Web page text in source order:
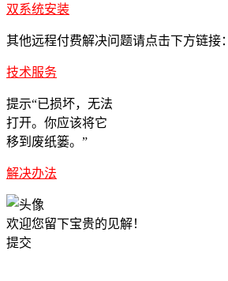
双系统安装
其他远程付费解决问题请点击下方链接：
技术服务
提示“已损坏，无法
打开。你应该将它
移到废纸篓。”
解决办法
欢迎您留下宝贵的见解！
提交